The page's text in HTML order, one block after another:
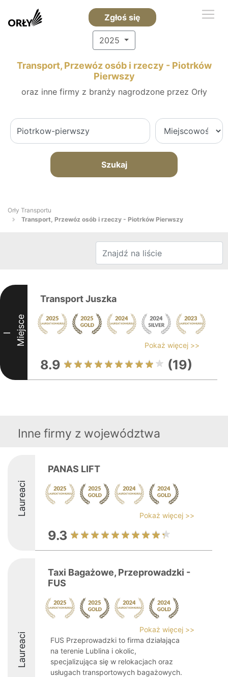
Zgłoś się
2025
Transport, Przewóz osób i rzeczy - Piotrków
Pierwszy
oraz inne firmy z branży nagrodzone przez Orły
Szukaj
Orły Transportu
Transport, Przewóz osób i rzeczy - Piotrków Pierwszy
I Miejsce
Transport Juszka
Pokaż więcej >>
8.9 (19)
Inne firmy z województwa
Laureaci
PANAS LIFT
Pokaż więcej >>
9.3
Laureaci
Taxi Bagażowe, Przeprowadzki -
FUS
Pokaż więcej >>
FUS Przeprowadzki to firma działająca
na terenie Lublina i okolic,
specjalizująca się w relokacjach oraz
usługach transportowych bagażowych.